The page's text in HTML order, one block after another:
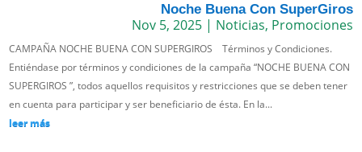
Noche Buena Con SuperGiros
Nov 5, 2025| Noticias, Promociones
CAMPAÑA NOCHE BUENA CON SUPERGIROS Términos y Condiciones.
Entiéndase por términos y condiciones de la campaña “NOCHE BUENA CON
SUPERGIROS ”, todos aquellos requisitos y restricciones que se deben tener
en cuenta para participar y ser beneficiario de ésta. En la...
leer más